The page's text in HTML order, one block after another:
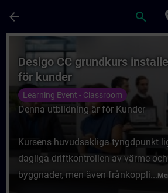
arrow_back search
Kurs - Desigo CC
Desigo CC grundkurs
för kunder
Learning Event - Classroom
Denna utbildning är för Kunder
Kursens huvudsakliga tyngdpunkt
dagliga driftkontrollen av värme
byggnader, men även frånkoppli...